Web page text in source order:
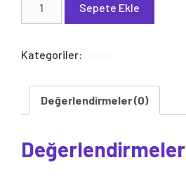
BAŞVURU
DAHİL
TL
adet
Sepete Ekle
Kategoriler:
Değerlendirmeler (0)
Değerlendirmeler